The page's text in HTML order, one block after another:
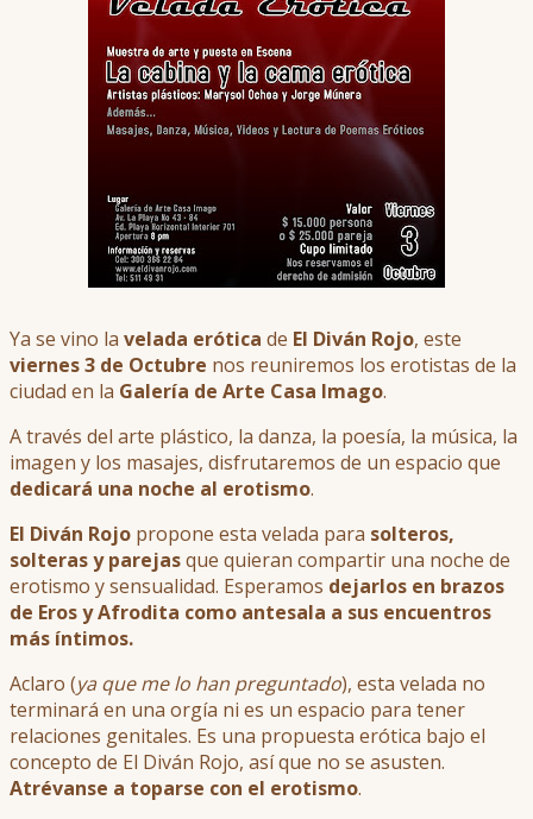
Ya se vino la velada erótica de El Diván Rojo, este
viernes 3 de Octubre nos reuniremos los erotistas de la
ciudad en la Galería de Arte Casa Imago.
A través del arte plástico, la danza, la poesía, la música, la
imagen y los masajes, disfrutaremos de un espacio que
dedicará una noche al erotismo.
El Diván Rojo propone esta velada para solteros,
solteras y parejasque quieran compartir una noche de
erotismo y sensualidad. Esperamos dejarlos en brazos
de Eros y Afrodita como antesala a sus encuentros
más íntimos.
Aclaro (ya que me lo han preguntado), esta velada no
terminará en una orgía ni es un espacio para tener
relaciones genitales. Es una propuesta erótica bajo el
concepto de El Diván Rojo, así que no se asusten.
Atrévanse a toparse con el erotismo.